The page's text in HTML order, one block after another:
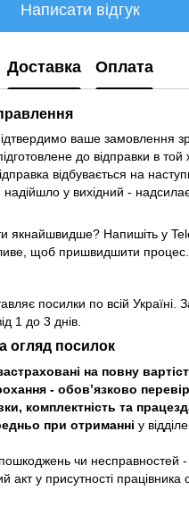
Написати відгук
Доставка Оплата
ваше замовлення
до відправки в
відбувається на
у вихідний -
якнайшвидше? Напишіть у
щоб пришвидшити процес.
посилки по всій Україні.
1 до 3 днів.
огляд посилок
на повну
- обовʼязково
комплектність та
при отриманні у
чи несправностей -
акт у присутності працівника